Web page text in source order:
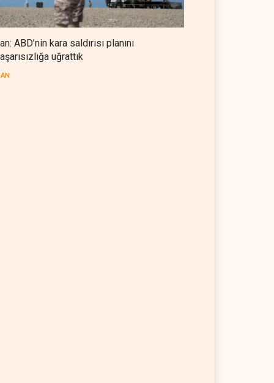
ABD’nin kara saldırısı planını
uğrattık